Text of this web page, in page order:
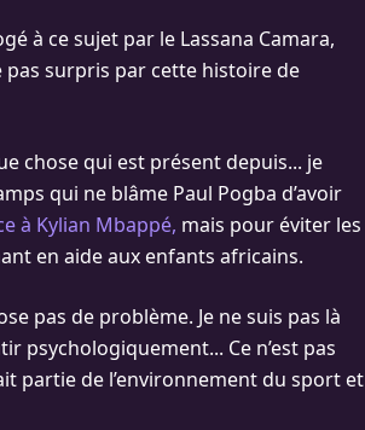
à ce sujet par le Lassana Camara,
surpris par cette histoire de
chose qui est présent depuis... je
qui ne blâme Paul Pogba d’avoir
à Kylian Mbappé, mais pour éviter les
en aide aux enfants africains.
pas de problème. Je ne suis pas là
psychologiquement... Ce n’est pas
partie de l’environnement du sport et